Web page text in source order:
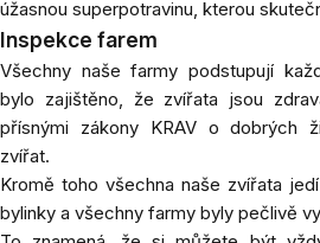
úžasnou superpotravinu, kterou
Inspekce farem
Všechny naše farmy podstupují
bylo zajištěno, že zvířata jsou
přísnými zákony KRAV o dobrých
zvířat.
Kromě toho všechna naše zvířata
bylinky a všechny farmy byly pečlivě